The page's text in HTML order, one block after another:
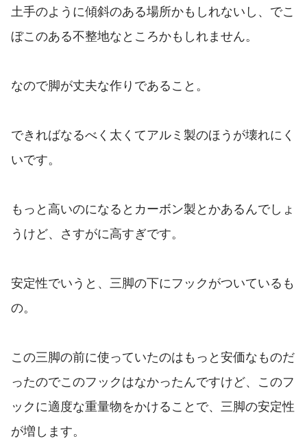
土手のように傾斜のある場所かもしれないし、でこ
ぼこのある不整地なところかもしれません。
なので脚が丈夫な作りであること。
できればなるべく太くてアルミ製のほうが壊れにく
いです。
もっと高いのになるとカーボン製とかあるんでしょ
うけど、さすがに高すぎです。
安定性でいうと、三脚の下にフックがついているも
の。
この三脚の前に使っていたのはもっと安価なものだ
ったのでこのフックはなかったんですけど、このフ
ックに適度な重量物をかけることで、三脚の安定性
が増します。